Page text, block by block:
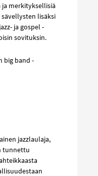
merkityksellisiä
lisäksi
ja gospel -
sovituksin.
big band -
jazzlaulaja,
tunnettu